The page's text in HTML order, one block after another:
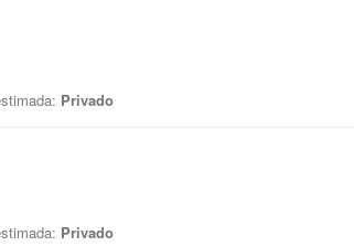
Privado
Privado